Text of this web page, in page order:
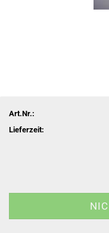
Art.Nr.:
Lieferzeit: